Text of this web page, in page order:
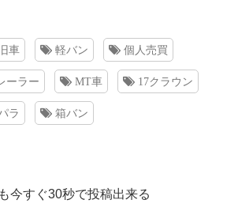
旧車 軽バン 個人売買
ーラー MT車 17クラウン
ラ 箱バン
今すぐ30秒で投稿出来る